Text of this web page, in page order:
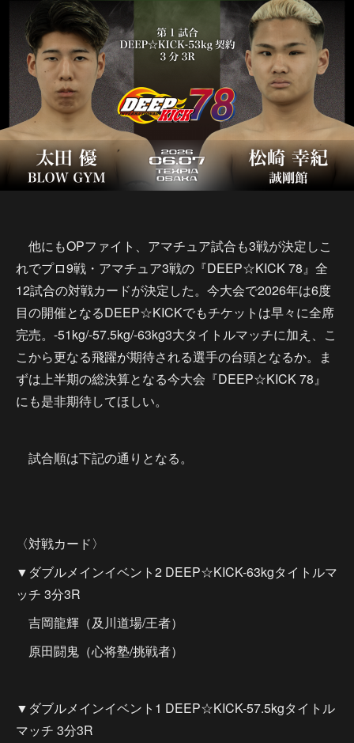
他にもOPファイト、アマチュア試合も3戦が決定しこ
れでプロ9戦・アマチュア3戦の『DEEP☆KICK 78』全
12試合の対戦カードが決定した。今大会で2026年は6度
目の開催となるDEEP☆KICKでもチケットは早々に全席
完売。-51kg/-57.5kg/-63kg3大タイトルマッチに加え、こ
こから更なる飛躍が期待される選手の台頭となるか。ま
ずは上半期の総決算となる今大会『DEEP☆KICK 78』
にも是非期待してほしい。
試合順は下記の通りとなる。
〈対戦カード〉
▼ダブルメインイベント2 DEEP☆KICK-63kgタイトルマ
ッチ 3分3R
吉岡龍輝（及川道場/王者）
原田闘鬼（心将塾/挑戦者）
▼ダブルメインイベント1 DEEP☆KICK-57.5kgタイトル
マッチ 3分3R